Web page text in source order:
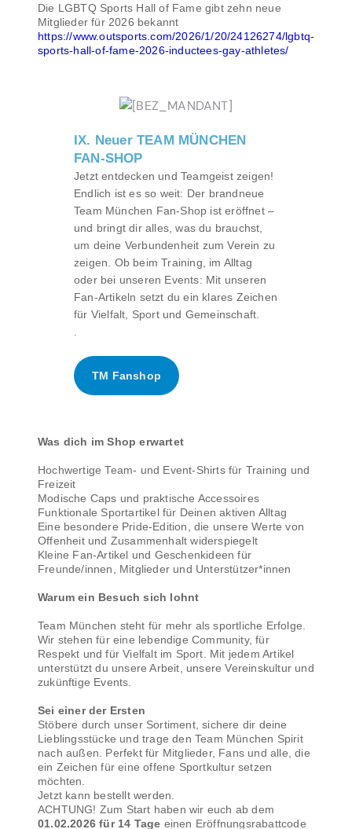
Die LGBTQ Sports Hall of Fame gibt zehn neue
Mitglieder für 2026 bekannt
https://www.outsports.com/2026/1/20/24126274/lgbtq-
sports-hall-of-fame-2026-inductees-gay-athletes/
IX. Neuer TEAM MÜNCHEN
FAN-SHOP
Jetzt entdecken und Teamgeist zeigen!
Endlich ist es so weit: Der brandneue
Team München Fan-Shop ist eröffnet –
und bringt dir alles, was du brauchst,
um deine Verbundenheit zum Verein zu
zeigen. Ob beim Training, im Alltag
oder bei unseren Events: Mit unseren
Fan-Artikeln setzt du ein klares Zeichen
für Vielfalt, Sport und Gemeinschaft.
TM Fanshop
Was dich im Shop erwartet
Hochwertige Team- und Event-Shirts für Training und
Freizeit
Modische Caps und praktische Accessoires
Funktionale Sportartikel für Deinen aktiven Alltag
Eine besondere Pride-Edition, die unsere Werte von
Offenheit und Zusammenhalt widerspiegelt
Kleine Fan-Artikel und Geschenkideen für
Freunde/innen, Mitglieder und Unterstützer*innen
Warum ein Besuch sich lohnt
Team München steht für mehr als sportliche Erfolge.
Wir stehen für eine lebendige Community, für
Respekt und für Vielfalt im Sport. Mit jedem Artikel
unterstützt du unsere Arbeit, unsere Vereinskultur und
zukünftige Events.
Sei einer der Ersten
Stöbere durch unser Sortiment, sichere dir deine
Lieblingsstücke und trage den Team München Spirit
nach außen. Perfekt für Mitglieder, Fans und alle, die
ein Zeichen für eine offene Sportkultur setzen
möchten.
Jetzt kann bestellt werden.
ACHTUNG! Zum Start haben wir euch ab dem
01.02.2026 für 14 Tage einen Eröffnungsrabattcode